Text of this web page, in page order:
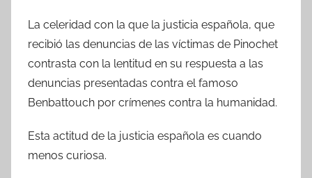
La celeridad con la que la justicia española, que
recibió las denuncias de las víctimas de Pinochet
contrasta con la lentitud en su respuesta a las
denuncias presentadas contra el famoso
Benbattouch por crímenes contra la humanidad.
Esta actitud de la justicia española es cuando
menos curiosa.